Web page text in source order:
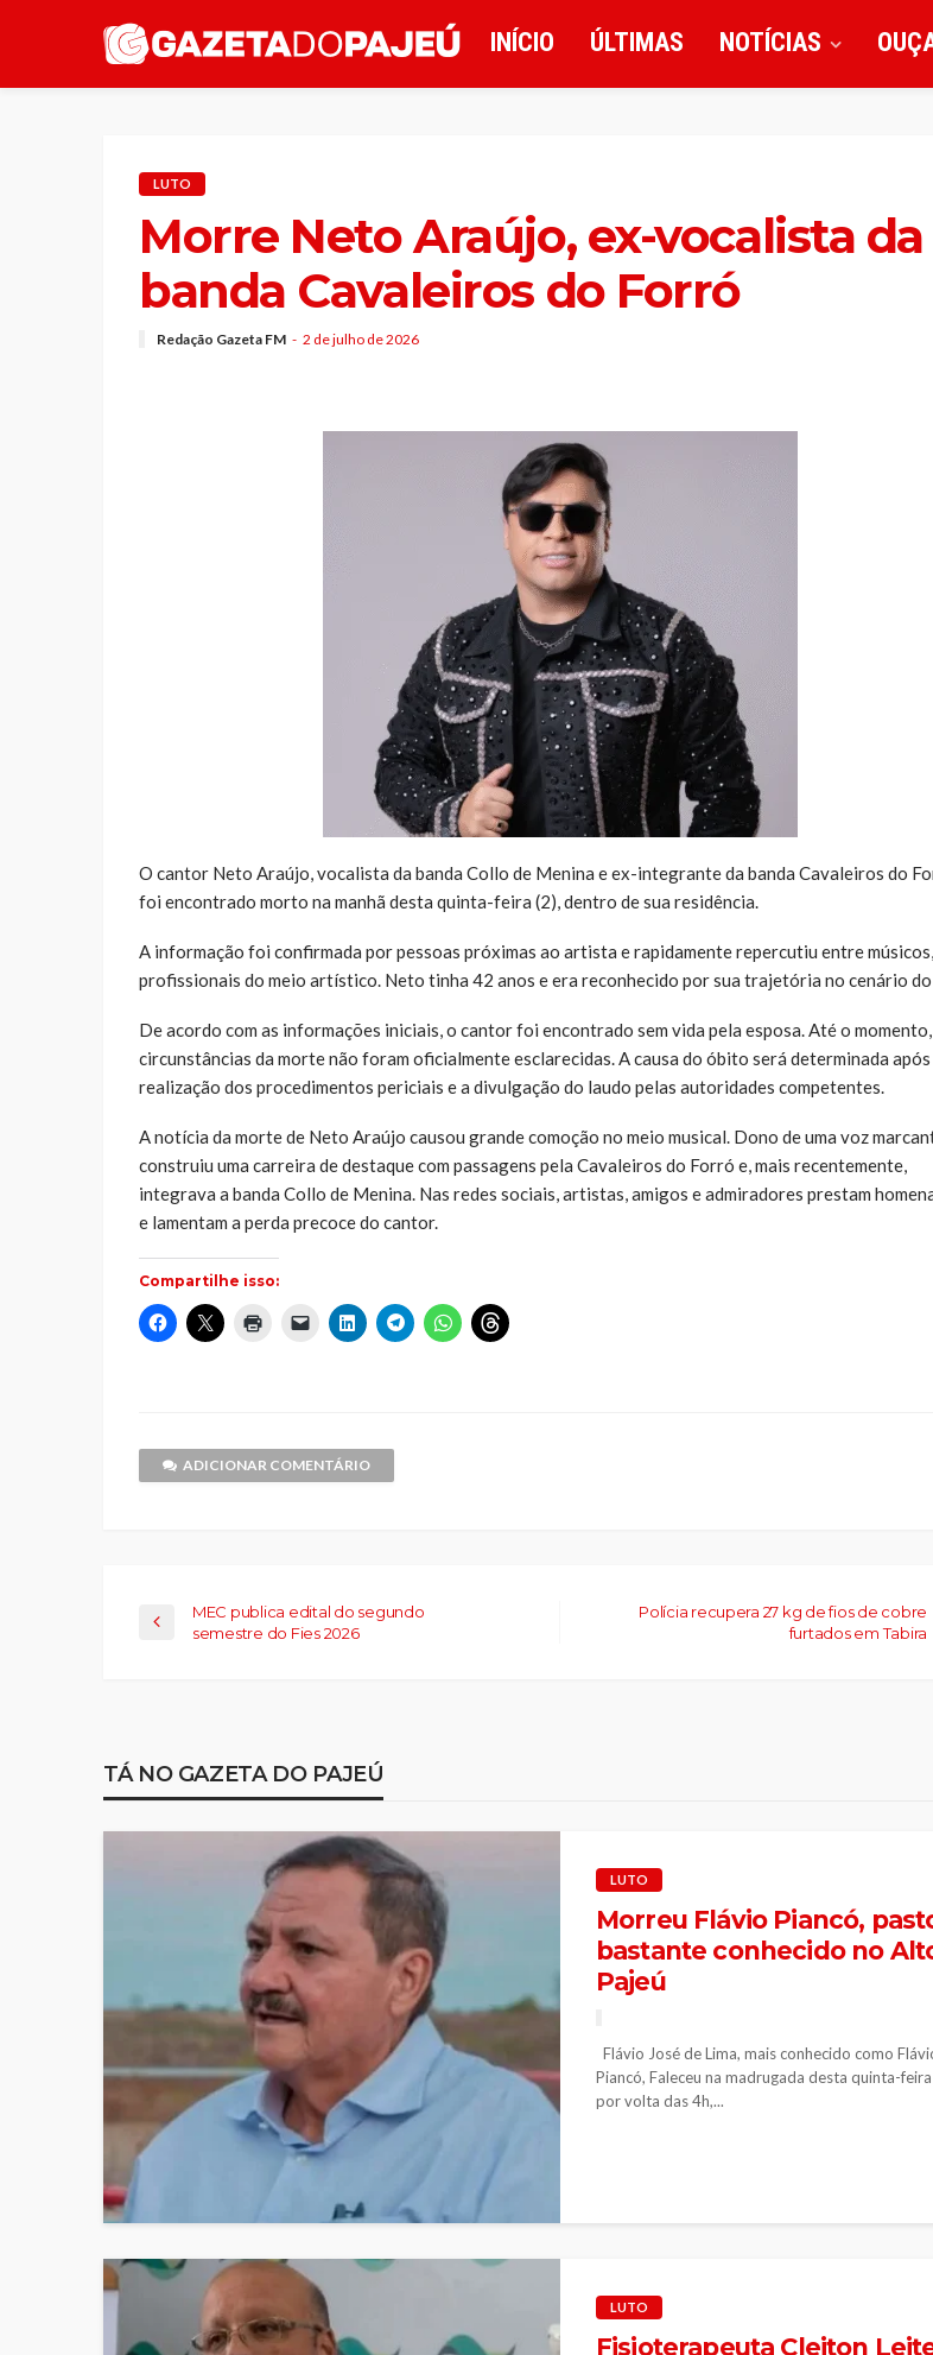
INÍCIO ÚLTIMAS NOTÍCIAS
LUTO
Morre Neto Araújo, ex-vocalista da
banda Cavaleiros do Forró
Redação Gazeta FM 2 de julho de 2026
O cantor Neto Araújo, vocalista da banda Collo de Menina e ex-integrante da banda Cavaleiros do
foi encontrado morto na manhã desta quinta-feira (2), dentro de sua residência.
A informação foi confirmada por pessoas próximas ao artista e rapidamente repercutiu entre
profissionais do meio artístico. Neto tinha 42 anos e era reconhecido por sua trajetória no cenário
De acordo com as informações iniciais, o cantor foi encontrado sem vida pela esposa. Até o momento,
circunstâncias da morte não foram oficialmente esclarecidas. A causa do óbito será determinada após
realização dos procedimentos periciais e a divulgação do laudo pelas autoridades competentes.
A notícia da morte de Neto Araújo causou grande comoção no meio musical. Dono de uma voz
construiu uma carreira de destaque com passagens pela Cavaleiros do Forró e, mais recentemente,
integrava a banda Collo de Menina. Nas redes sociais, artistas, amigos e admiradores prestam
e lamentam a perda precoce do cantor.
Compartilhe isso:
Clique
para
Clique
para
Clique
para
Clique
para
um
amigo(abre
em
Clique
para
Clique
para
Clique
para
Clique
para
ADICIONAR COMENTÁRIO
MEC publica edital do segundo
semestre do Fies 2026
Polícia recupera 27 kg de fios de cobre
furtados em Tabira
TÁ NO GAZETA DO PAJEÚ
LUTO
Morreu Flávio Piancó,
bastante conhecido no
Pajeú
Flávio José de Lima, mais conhecido como
Piancó, Faleceu na madrugada desta quinta-
por volta das 4h,...
LUTO
Fisioterapeuta Cleiton